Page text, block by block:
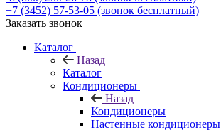
+7 (3452) 57-53-05 (звонок бесплатный)
Заказать звонок
Каталог
Назад
Каталог
Кондиционеры
Назад
Кондиционеры
Настенные кондиционеры